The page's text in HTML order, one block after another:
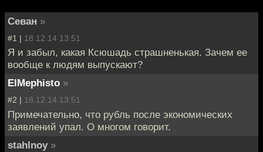
Севан »
#1 | 18.12.14 13:51
Я и забыл, какая Ксюшадь страшненькая. Зачем ее
вообще к людям выпускают?
ElMephisto »
#2 | 18.12.14 13:51
Примечательно, что рубль после экономических
заявлений упал. О многом говорит.
stahlnoy »